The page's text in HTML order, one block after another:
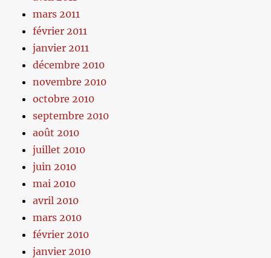
mars 2011
février 2011
janvier 2011
décembre 2010
novembre 2010
octobre 2010
septembre 2010
août 2010
juillet 2010
juin 2010
mai 2010
avril 2010
mars 2010
février 2010
janvier 2010